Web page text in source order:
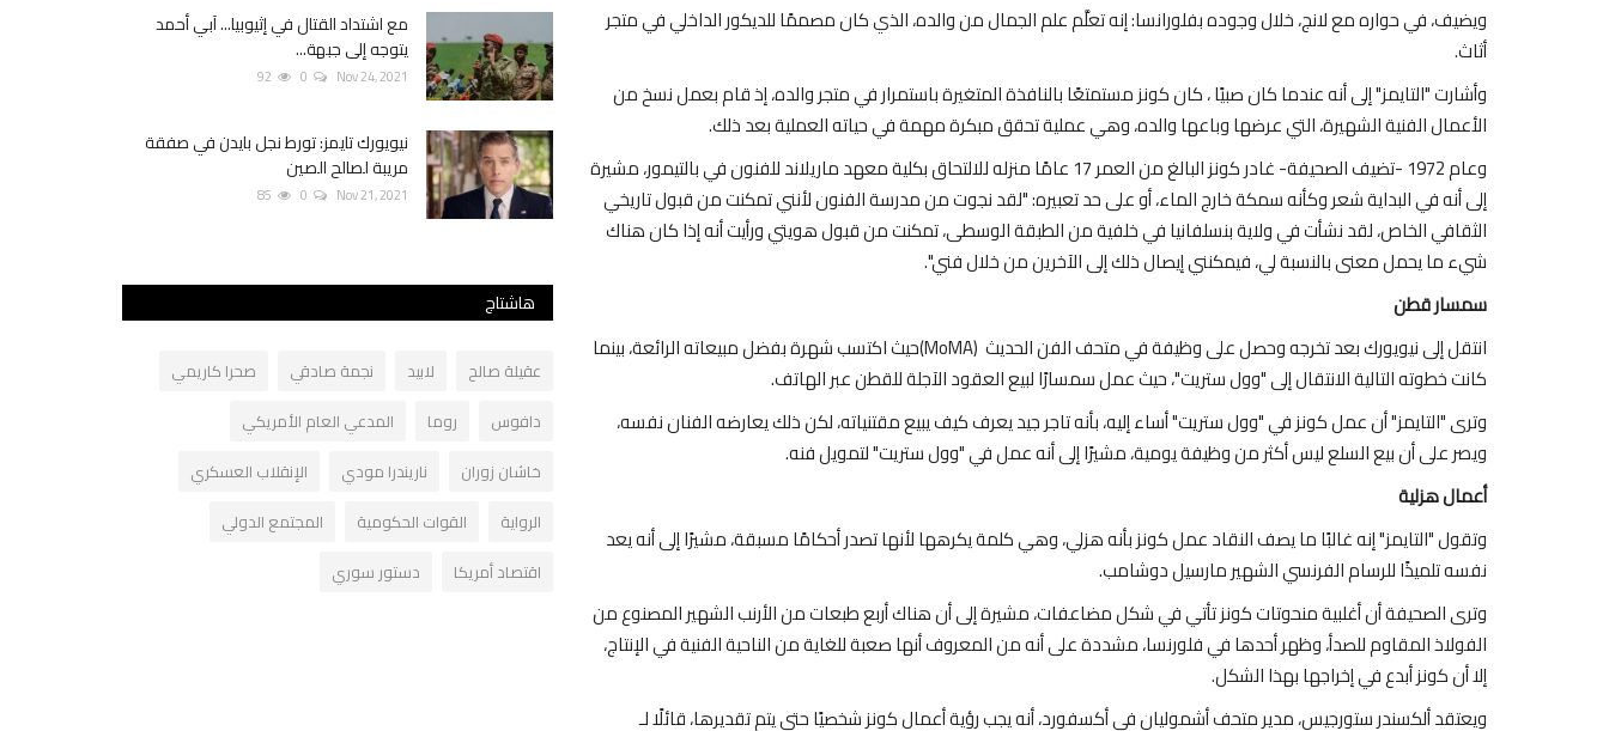
ويضيف، في حواره مع لانج، خلال وجوده بفلورانسا: إنه تعلَّم علم الجمال من والده، الذي كان مصممًا للديكور الداخلي في متجر
أثاث.
وأشارت "التايمز" إلى أنه عندما كان صبيًا ، كان كونز مستمتعًا بالنافذة المتغيرة باستمرار في متجر والده، إذ قام بعمل نسخ من
الأعمال الفنية الشهيرة، التي عرضها وباعها والده، وهي عملية تحقق مبكرة مهمة في حياته العملية بعد ذلك.
وعام 1972 -تضيف الصحيفة- غادر كونز البالغ من العمر 17 عامًا منزله للالتحاق بكلية معهد ماريلاند للفنون في بالتيمور، مشيرة
إلى أنه في البداية شعر وكأنه سمكة خارج الماء، أو على حد تعبيره: "لقد نجوت من مدرسة الفنون لأنني تمكنت من قبول تاريخي
الثقافي الخاص، لقد نشأت في ولاية بنسلفانيا في خلفية من الطبقة الوسطى، تمكنت من قبول هويتي ورأيت أنه إذا كان هناك
شيء ما يحمل معنى بالنسبة لي، فيمكنني إيصال ذلك إلى الآخرين من خلال فني".
سمسار قطن
انتقل إلى نيويورك بعد تخرجه وحصل على وظيفة في متحف الفن الحديث (MoMA)حيث اكتسب شهرة بفضل مبيعاته الرائعة، بينما
كانت خطوته التالية الانتقال إلى "وول ستريت"، حيث عمل سمسارًا لبيع العقود الآجلة للقطن عبر الهاتف.
وترى "التايمز" أن عمل كونز في "وول ستريت" أساء إليه، بأنه تاجر جيد يعرف كيف يبيع مقتنياته، لكن ذلك يعارضه الفنان نفسه،
ويصر على أن بيع السلع ليس أكثر من وظيفة يومية، مشيرًا إلى أنه عمل في "وول ستريت" لتمويل فنه.
أعمال هزلية
وتقول "التايمز" إنه غالبًا ما يصف النقاد عمل كونز بأنه هزلي، وهي كلمة يكرهها لأنها تصدر أحكامًا مسبقة، مشيرًا إلى أنه يعد
نفسه تلميذًا للرسام الفرنسي الشهير مارسيل دوشامب.
وترى الصحيفة أن أغلبية منحوتات كونز تأتي في شكل مضاعفات، مشيرة إلى أن هناك أربع طبعات من الأرنب الشهير المصنوع من
الفولاذ المقاوم للصدأ، وظهر أحدها في فلورنسا، مشددة على أنه من المعروف أنها صعبة للغاية من الناحية الفنية في الإنتاج،
إلا أن كونز أبدع في إخراجها بهذا الشكل.
ويعتقد ألكسندر ستورجيس، مدير متحف أشموليان في أكسفورد، أنه يجب رؤية أعمال كونز شخصيًا حتى يتم تقديرها، قائلًا لـ
مع اشتداد القتال في إثيوبيا... آبي أحمد
يتوجه إلى جبهة...
Nov 24, 2021
0
92
نيويورك تايمز: تورط نجل بايدن في صفقة
مريبة لصالح الصين
Nov 21, 2021
0
85
هاشتاج
عقيلة صالح لابيد نجمة صادقي
صحرا كاريمي
دافوس
روما
المدعي العام الأمريكي
خاشان زوران
ناريندرا مودي
الإنقلاب العسكري
الرواية
القوات الحكومية
المجتمع الدولي
اقتصاد أمريكا
دستور سوري